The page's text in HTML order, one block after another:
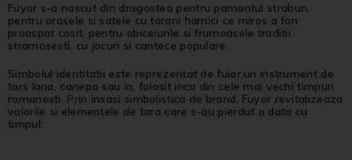
Fuyor s-a nascut din dragostea pentru pamantul strabun,
pentru orasele si satele cu tarani harnici ce miros a fan
proaspat cosit, pentru obiceiurile si frumoasele traditii
stramosesti, cu jocuri si cantece populare.
Simbolul identitatii este reprezentat de fuior,un instrument de
tors lana, canepa sau in, folosit inca din cele mai vechi timpuri
romanesti. Prin insasi simbolistica de brand, Fuyor revitalizeaza
valorile si elementele de tara care s-au pierdut o data cu
timpul.